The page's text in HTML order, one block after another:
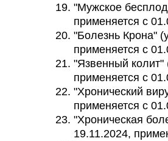
"Мужское
применяется с
"Болезнь Крона"
применяется с
"Язвенный колит"
применяется с
"Хронический
применяется с
"Хроническая
19.11.2024,